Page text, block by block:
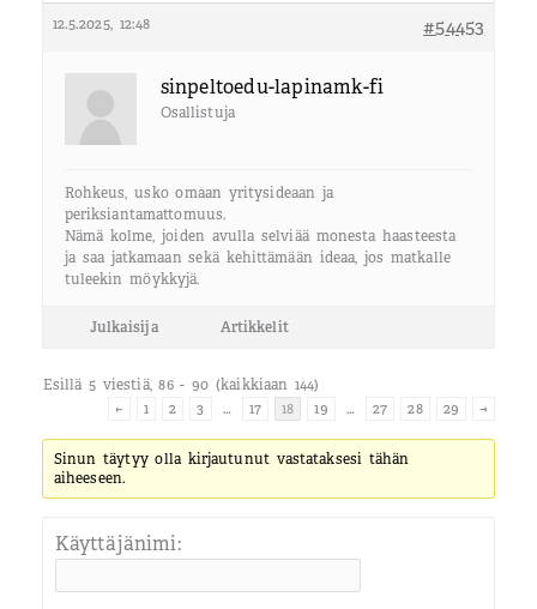
12.5.2025, 12:48 #54453
sinpeltoedu-lapinamk-fi
Osallistuja
Rohkeus, usko omaan yritysideaan ja
periksiantamattomuus.
Nämä kolme, joiden avulla selviää monesta haasteesta
ja saa jatkamaan sekä kehittämään ideaa, jos matkalle
tuleekin möykkyjä.
Julkaisija Artikkelit
Esillä 5 viestiä, 86 - 90 (kaikkiaan 144)
←
1 2 3 … 17 18 19 … 27 28 29 →
Sinun täytyy olla kirjautunut vastataksesi tähän
aiheeseen.
Käyttäjänimi: